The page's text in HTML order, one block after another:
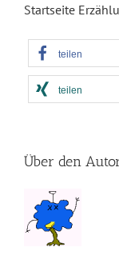
Startseite
teilen
teilen
Über den